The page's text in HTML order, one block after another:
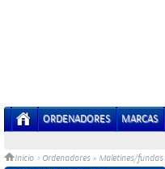
ORDENADORES MARCAS
Inicio > Ordenadores » Maletines/fundas